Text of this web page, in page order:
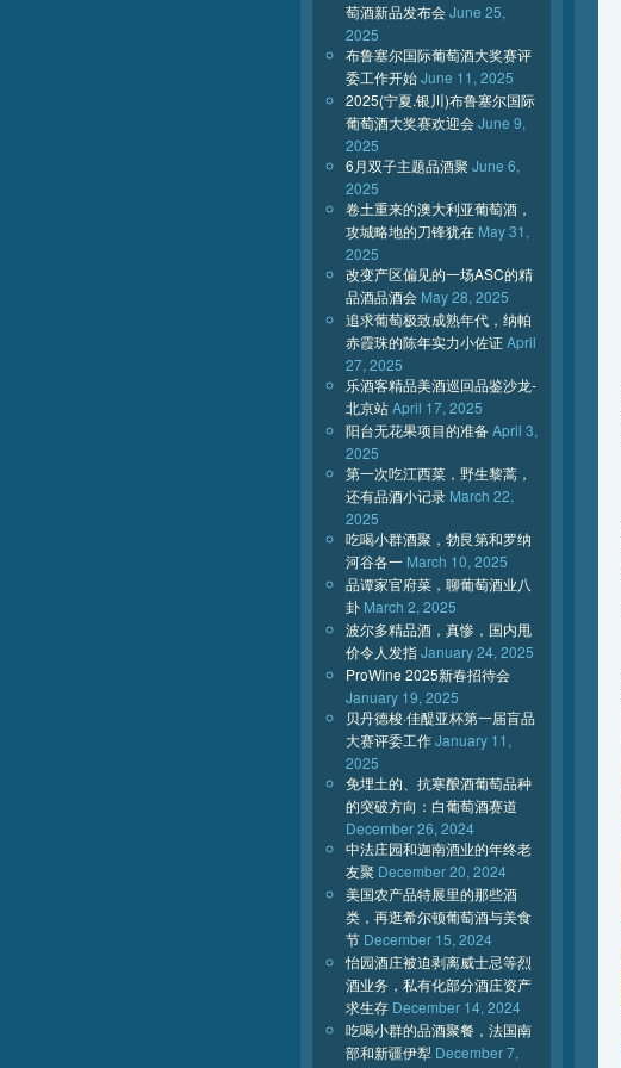
萄酒新品发布会June 25,
2025
布鲁塞尔国际葡萄酒大奖赛评
委工作开始June 11, 2025
2025(宁夏.银川)布鲁塞尔国际
葡萄酒大奖赛欢迎会June 9,
2025
6月双子主题品酒聚 June 6,
2025
卷土重来的澳大利亚葡萄酒，
攻城略地的刀锋犹在 May 31,
2025
改变产区偏见的一场ASC的精
品酒品酒会 May 28, 2025
追求葡萄极致成熟年代，纳帕
赤霞珠的陈年实力小佐证April
27, 2025
乐酒客精品美酒巡回品鉴沙龙-
北京站April 17, 2025
阳台无花果项目的准备April 3,
2025
第一次吃江西菜，野生黎蒿，
还有品酒小记录 March 22,
2025
吃喝小群酒聚，勃艮第和罗纳
河谷各一 March 10, 2025
品谭家官府菜，聊葡萄酒业八
卦 March 2, 2025
波尔多精品酒，真惨，国内甩
价令人发指January 24, 2025
ProWine 2025新春招待会
January 19, 2025
贝丹德梭·佳醍亚杯第一届盲品
大赛评委工作January 11,
2025
免埋土的、抗寒酿酒葡萄品种
的突破方向：白葡萄酒赛道
December 26, 2024
中法庄园和迦南酒业的年终老
友聚 December 20, 2024
美国农产品特展里的那些酒
类，再逛希尔顿葡萄酒与美食
节 December 15, 2024
怡园酒庄被迫剥离威士忌等烈
酒业务，私有化部分酒庄资产
求生存 December 14, 2024
吃喝小群的品酒聚餐，法国南
部和新疆伊犁 December 7,